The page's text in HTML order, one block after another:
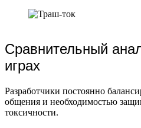
Сравнительный
играх
Разработчики постоянно
общения и необходимостью
токсичности.